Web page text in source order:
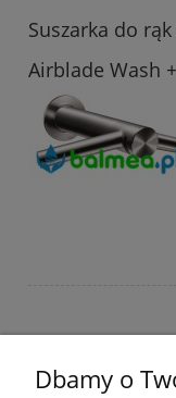
Suszarka do
Airblade Wash
Dbamy o